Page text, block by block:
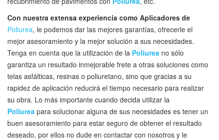
Con nuestra extensa experiencia como Aplicadores de
Poliurea, le podemos dar las mejores garantías, ofrecerle el
mejor asesoramiento y la mejor solución a sus necesidades.
Tenga en cuenta que la utilización de la Poliurea no sólo
garantiza un resultado inmejorable frete a otras soluciones como
telas asfálticas, resinas o poliuretano, sino que gracias a su
rapidez de aplicación reducirá el tiempo necesario para realizar
su obra. Lo más importante cuando decida utilizar la
Poliurea para solucionar alguna de sus necesidades es tener un
buen asesoramiento para estar seguro de obtener el resultado
deseado, por ellos no dude en contactar con nosotros y le